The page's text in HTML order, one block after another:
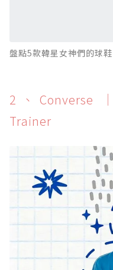
盤點5款韓星女神們的球
2、Converse
Trainer